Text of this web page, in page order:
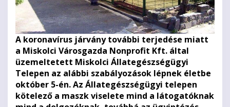
A koronavírus járvány további terjedése miatt
a Miskolci Városgazda Nonprofit Kft. által
üzemeltetett Miskolci Állategészségügyi
Telepen az alábbi szabályozások lépnek életbe
október 5-én.Az Állategészségügyi telepen
kötelező a maszk viselete mind a látogatóknak